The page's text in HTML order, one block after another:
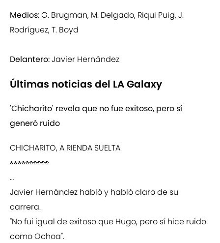
Medios:G. Brugman, M. Delgado, Riqui Puig, J.
Rodríguez, T. Boyd
Delantero:Javier Hernández
Últimas noticias del LA Galaxy
'Chicharito' revela que no fue exitoso, pero sí
generó ruido
CHICHARITO, A RIENDA SUELTA
👀👀👀👀👀
…
Javier Hernández habló y habló claro de su
carrera.
"No fui igual de exitoso que Hugo, pero sí hice ruido
como Ochoa".